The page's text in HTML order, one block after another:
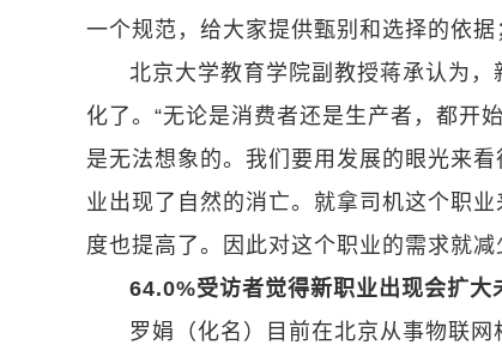
一个规范，给大家提供甄别和选择的依
北京大学教育学院副教授蒋承认为
化了。“无论是消费者还是生产者，都开
是无法想象的。我们要用发展的眼光来
业出现了自然的消亡。就拿司机这个职
度也提高了。因此对这个职业的需求就减
64.0%受访者觉得新职业出现会扩大
罗娟（化名）目前在北京从事物联